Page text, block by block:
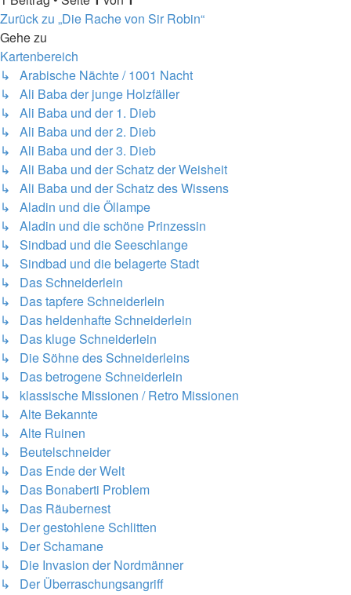
Zurück zu „Die Rache von Sir Robin“
Gehe zu
Kartenbereich
↳ Arabische Nächte / 1001 Nacht
↳ Ali Baba der junge Holzfäller
↳ Ali Baba und der 1. Dieb
↳ Ali Baba und der 2. Dieb
↳ Ali Baba und der 3. Dieb
↳ Ali Baba und der Schatz der Weisheit
↳ Ali Baba und der Schatz des Wissens
↳ Aladin und die Öllampe
↳ Aladin und die schöne Prinzessin
↳ Sindbad und die Seeschlange
↳ Sindbad und die belagerte Stadt
↳ Das Schneiderlein
↳ Das tapfere Schneiderlein
↳ Das heldenhafte Schneiderlein
↳ Das kluge Schneiderlein
↳ Die Söhne des Schneiderleins
↳ Das betrogene Schneiderlein
↳ klassische Missionen / Retro Missionen
↳ Alte Bekannte
↳ Alte Ruinen
↳ Beutelschneider
↳ Das Ende der Welt
↳ Das Bonaberti Problem
↳ Das Räubernest
↳ Der gestohlene Schlitten
↳ Der Schamane
↳ Die Invasion der Nordmänner
↳ Der Überraschungsangriff